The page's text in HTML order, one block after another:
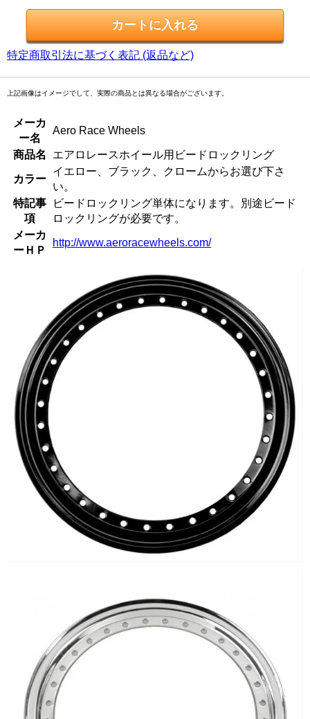
特定商取引法に基づく表記 (返品など)
上記画像はイメージでして、実際の商品とは異なる場合がございます。
メーカ
ー名
Aero Race Wheels
商品名 エアロレースホイール用ビードロックリング
カラー
イエロー、ブラック、クロームからお選び下さ
い。
特記事
項
ビードロックリング単体になります。別途ビード
ロックリングが必要です。
メーカ
ーＨＰ
http://www.aeroracewheels.com/